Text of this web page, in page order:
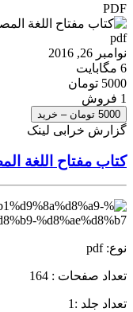
PDF
pdf
نوامبر 26, 2016
6 مگابایت
5000 تومان
1 فروش
5000 تومان – خرید
گزارش خرابی لینک
کتاب مفتاح اللغة
نوع: pdf
تعداد صفحات : 164
تعداد جلد :1